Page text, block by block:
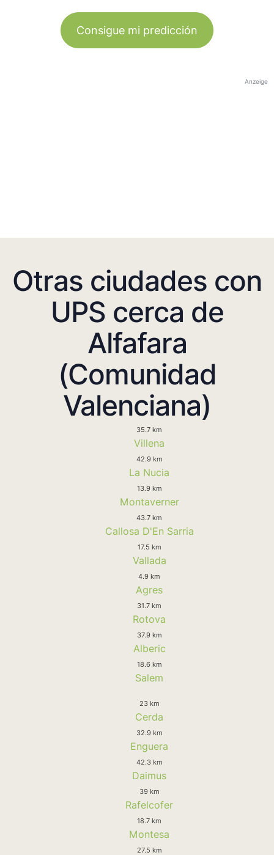
Consigue mi predicción
Anzeige
Otras ciudades con
UPS cerca de
Alfafara
(Comunidad
Valenciana)
35.7 km
Villena
42.9 km
La Nucia
13.9 km
Montaverner
43.7 km
Callosa D'En Sarria
17.5 km
Vallada
4.9 km
Agres
31.7 km
Rotova
37.9 km
Alberic
18.6 km
Salem
23 km
Cerda
32.9 km
Enguera
42.3 km
Daimus
39 km
Rafelcofer
18.7 km
Montesa
27.5 km